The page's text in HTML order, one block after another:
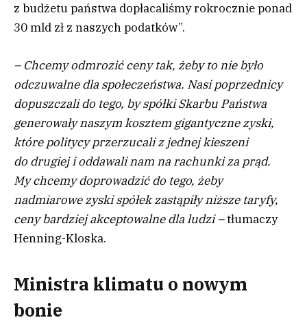
z budżetu państwa dopłacaliśmy rokrocznie ponad
30 mld zł z naszych podatków”.
– Chcemy odmrozić ceny tak, żeby to nie było
odczuwalne dla społeczeństwa. Nasi poprzednicy
dopuszczali do tego, by spółki Skarbu Państwa
generowały naszym kosztem gigantyczne zyski,
które politycy przerzucali z jednej kieszeni
do drugiej i oddawali nam na rachunki za prąd.
My chcemy doprowadzić do tego, żeby
nadmiarowe zyski spółek zastąpiły niższe taryfy,
ceny bardziej akceptowalne dla ludzi –tłumaczy
Henning-Kloska.
Ministra klimatu o nowym
bonie